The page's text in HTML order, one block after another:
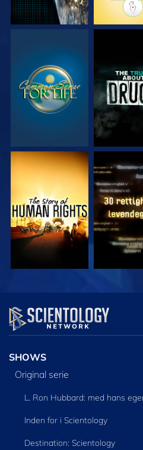
SE
SE SE
SE
SHOWS
Original serie
L. Ron Hubbard: med hans
Inden for i Scientology
Destination: Scientology